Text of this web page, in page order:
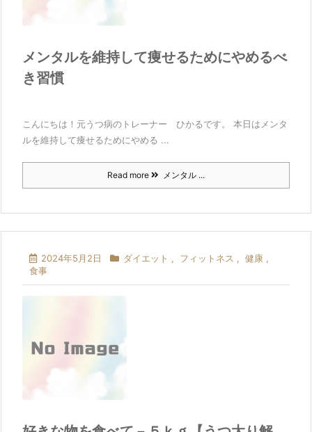
メンタルを維持して痩せるためにやめるべ
き習慣
こんにちは！元うつ病のトレーナー ひかるです。 本日はメンタ
ルを維持して痩せるためにやめる ...
Read more メンタル ...
2024年5月2日 ダイエット , フィットネス , 健康 ,
食事